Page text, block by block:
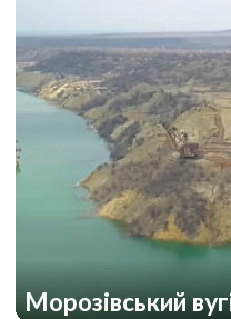
Морозівський